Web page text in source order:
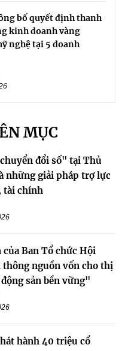
bố quyết định thanh
kinh doanh vàng
nghệ tại 5 doanh
MỤC
đổi số" tại Thủ
những giải pháp trợ lực
tài chính
của Ban Tổ chức Hội
nguồn vốn cho thị
sản bền vững"
hành 40 triệu cổ